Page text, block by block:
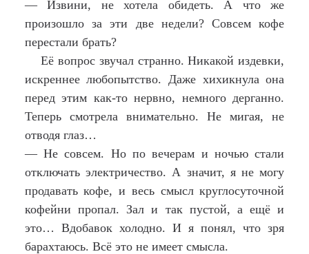
— Извини, не хотела обидеть. А что же
произошло за эти две недели? Совсем кофе
перестали брать?
Её вопрос звучал странно. Никакой издевки,
искреннее любопытство. Даже хихикнула она
перед этим как-то нервно, немного дерганно.
Теперь смотрела внимательно. Не мигая, не
отводя глаз…
— Не совсем. Но по вечерам и ночью стали
отключать электричество. А значит, я не могу
продавать кофе, и весь смысл круглосуточной
кофейни пропал. Зал и так пустой, а ещё и
это… Вдобавок холодно. И я понял, что зря
барахтаюсь. Всё это не имеет смысла.